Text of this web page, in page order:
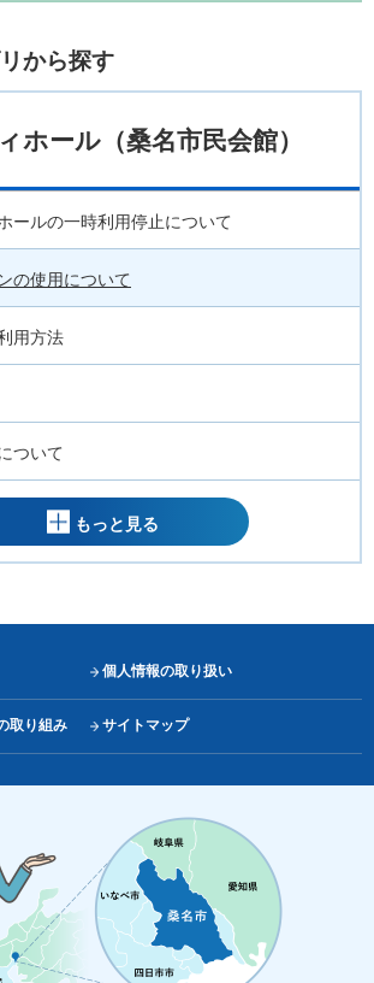
から探す
ホール（桑名市民会館）
ールの一時利用停止について
の使用について
用方法
ついて
もっと見る
個人情報の取り扱い
取り組み サイトマップ